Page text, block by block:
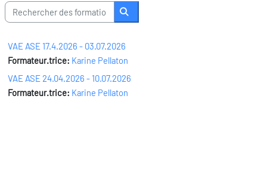
Rechercher des formations
Rechercher des formations
VAE ASE 17.4.2026 - 03.07.2026
Formateur.trice: Karine Pellaton
VAE ASE 24.04.2026 - 10.07.2026
Formateur.trice: Karine Pellaton